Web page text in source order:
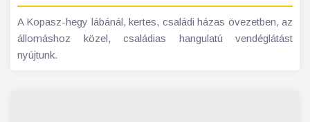
A Kopasz-hegy lábánál, kertes, családi házas övezetben, az
állomáshoz közel, családias hangulatú vendéglátást
nyújtunk.